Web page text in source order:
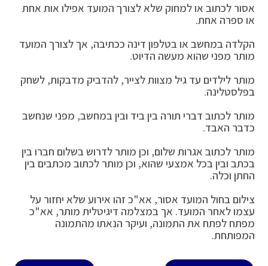
אסור לכתוב או למחוק שלא לצורך המועד אפילו אות אחת
או ספרה אחת.
הקלדה במחשב או בטלפון דינה ככתיבה, אך לצורך המועד
מותר מפני שהוא מעשה הדיוט.
מותר לילדים עד גיל מצוות לצייר, להדביק מדבקות, לשחק
בפלסטלינה.
מותר לכתוב דברי תורה בין ביד ובין במחשב, מפני שנחשב
כדבר האבד.
מותר לכתוב אגרות שלום, וכן מותר לדרוש בשלום חברו בין
בכתב ובין בכל אמצעי שהוא, וכן מותר לכתוב מכתבים בין
החתן וכלה.
צילום בחול המועד אסור, אא"כ זהו אירוע שלא יחזור על
עצמו לאחר המועד. אך במצלמה דיגיטלית מותר, אא"כ
מפתח לפתח את התמונה, ועיקר הנאתו מהתמונה
המפותחת.